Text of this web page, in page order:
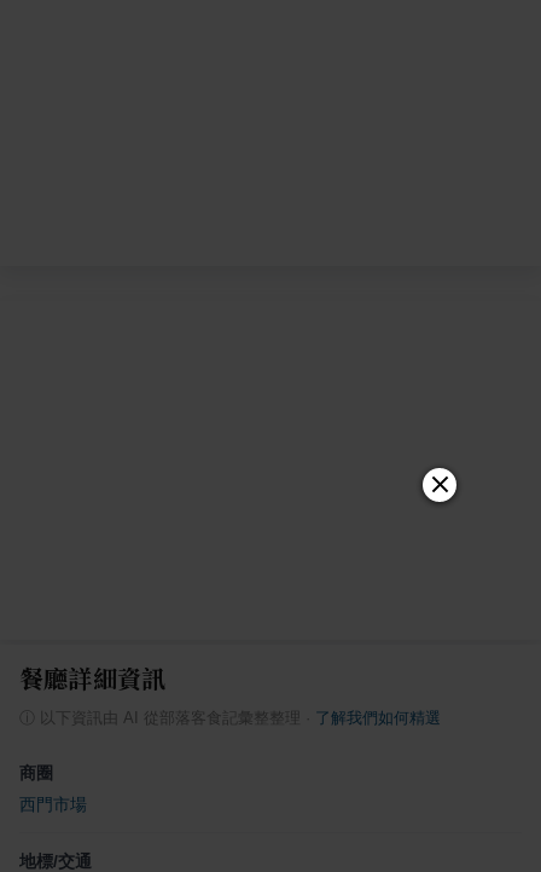
餐廳詳細資訊
ⓘ 以下資訊由 AI 從部落客食記彙整整理 了解我們如何精選
商圈
西門市場
地標/交通